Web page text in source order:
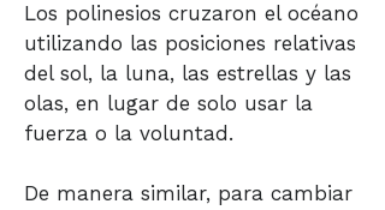
Los polinesios cruzaron el océano
utilizando las posiciones relativas
del sol, la luna, las estrellas y las
olas, en lugar de solo usar la
fuerza o la voluntad.
De manera similar, para cambiar